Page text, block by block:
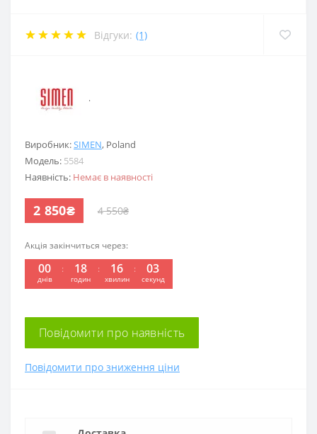
Відгуки: (1)
Виробник:SIMEN, Poland
Модель: 5584
Наявність: Немає в наявності
2 850₴ 4 550₴
Акція закінчиться через:
00
днів
: 18
годин
: 16
хвилин
: 03
секунд
Повідомити про наявність
Повідомити про зниження ціни
.